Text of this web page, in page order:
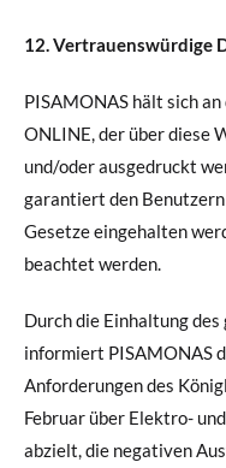
12. Vertrauenswürdige
PISAMONAS hält sich
ONLINE, der über diese
und/oder ausgedruckt
garantiert den
Gesetze eingehalten
beachtet werden.
Durch die Einhaltung
informiert PISAMONAS
Anforderungen des
Februar über Elektro-
abzielt, die negativen